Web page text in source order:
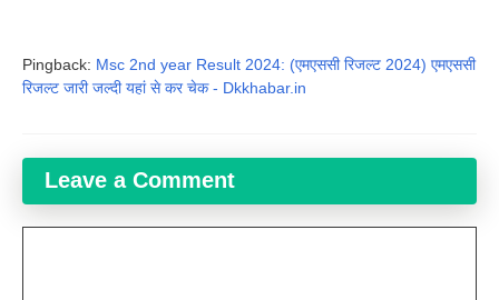
Pingback: Msc 2nd year Result 2024: (एमएससी रिजल्ट 2024) एमएससी
रिजल्ट जारी जल्दी यहां से कर चेक - Dkkhabar.in
Leave a Comment